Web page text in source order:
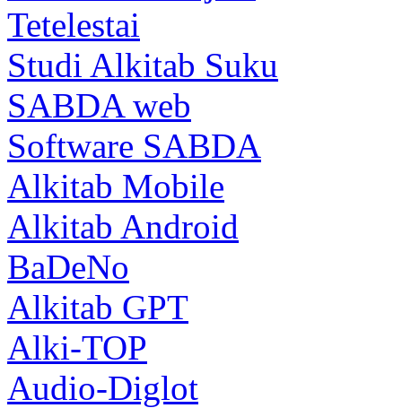
Tetelestai
Studi Alkitab Suku
SABDA web
Software SABDA
Alkitab Mobile
Alkitab Android
BaDeNo
Alkitab GPT
Alki-TOP
Audio-Diglot